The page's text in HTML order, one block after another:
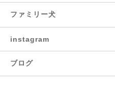
ファミリー犬
instagram
ブログ